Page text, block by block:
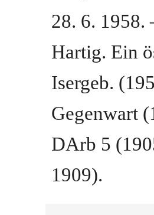
28. 6. 1958.
Hartig. Ein
Isergeb.
Gegenwart
DArb 5
1909).